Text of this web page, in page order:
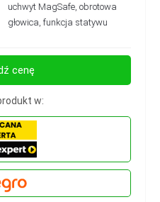
uchwyt MagSafe, obrotowa
głowica, funkcja statywu
cenę
w: